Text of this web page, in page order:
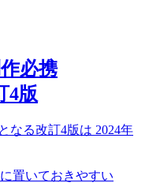
必携
4版
なる改訂4版は 2024年
置いておきやすい